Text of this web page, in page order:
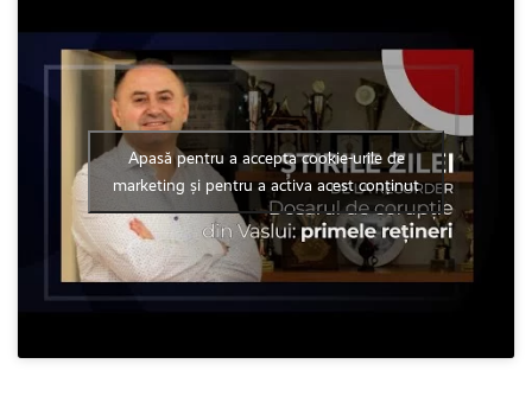
Apasă pentru a accepta cookie-urile de
marketing și pentru a activa acest conținut